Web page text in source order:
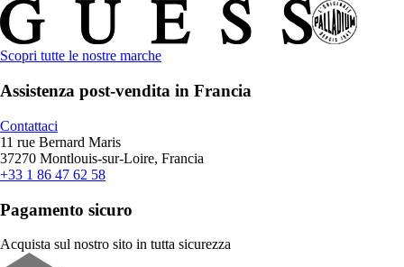
Scopri tutte le nostre marche
Assistenza post-vendita in Francia
Contattaci
11 rue Bernard Maris
37270 Montlouis-sur-Loire, Francia
+33 1 86 47 62 58
Pagamento sicuro
Acquista sul nostro sito in tutta sicurezza